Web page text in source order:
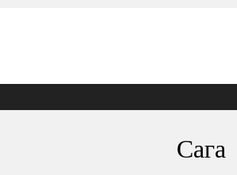
Сага